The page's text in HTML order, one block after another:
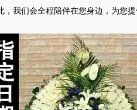
，我们会全程陪伴在您身边，为您提